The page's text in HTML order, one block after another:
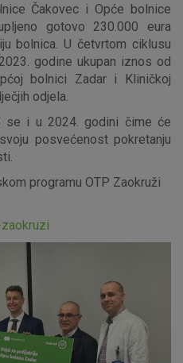
Čakovec i Opće bolnice
gotovo 230.000 eura
bolnica. U četvrtom ciklusu
godine ukupan iznos od
bolnici Zadar i Kliničkoj
odjela.
se i u 2024. godini čime će
posvećenost pokretanju
programu OTP Zaokruži